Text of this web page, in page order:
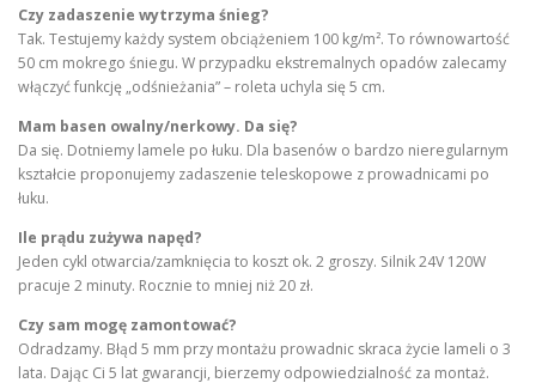
Czy zadaszenie wytrzyma śnieg?
Tak. Testujemy każdy system obciążeniem 100 kg/m². To równowartość
50 cm mokrego śniegu. W przypadku ekstremalnych opadów zalecamy
włączyć funkcję „odśnieżania” – roleta uchyla się 5 cm.
Mam basen owalny/nerkowy. Da się?
Da się. Dotniemy lamele po łuku. Dla basenów o bardzo nieregularnym
kształcie proponujemy zadaszenie teleskopowe z prowadnicami po
łuku.
Ile prądu zużywa napęd?
Jeden cykl otwarcia/zamknięcia to koszt ok. 2 groszy. Silnik 24V 120W
pracuje 2 minuty. Rocznie to mniej niż 20 zł.
Czy sam mogę zamontować?
Odradzamy. Błąd 5 mm przy montażu prowadnic skraca życie lameli o 3
lata. Dając Ci 5 lat gwarancji, bierzemy odpowiedzialność za montaż.